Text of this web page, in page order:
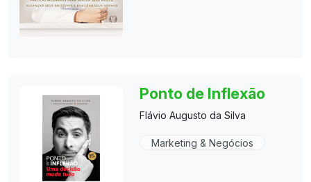
Ponto de Inflexão
Flávio Augusto da Silva
Marketing & Negócios